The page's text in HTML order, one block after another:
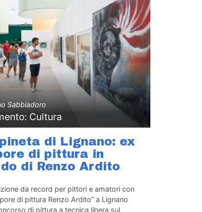
Sabbiadoro
Cultura
di Lignano: ex
di pittura in
di Renzo Ardito
da record per pittori e amatori con
di pittura Renzo Ardito” a Lignano
di pittura a tecnica libera sul